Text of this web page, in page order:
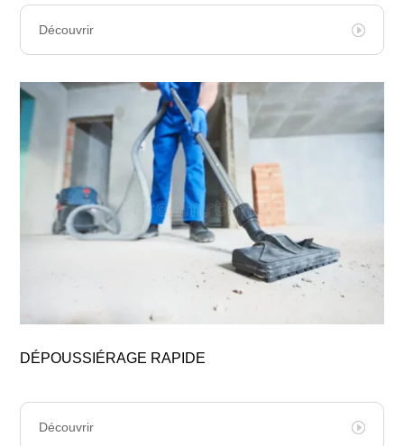
Découvrir
DÉPOUSSIÉRAGE RAPIDE
Découvrir